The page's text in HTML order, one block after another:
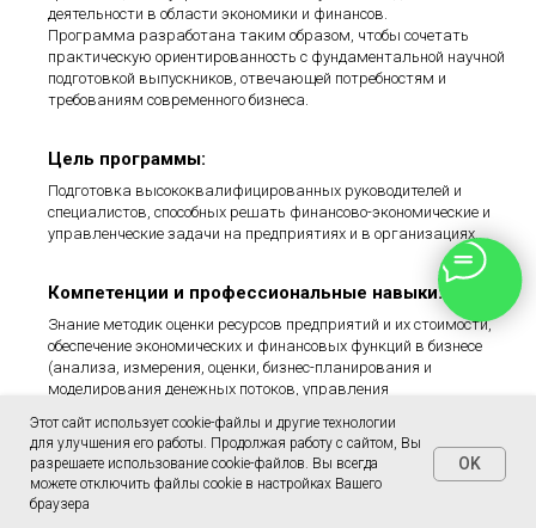
деятельности в области экономики и финансов.
Программа разработана таким образом, чтобы сочетать
практическую ориентированность с фундаментальной научной
подготовкой выпускников, отвечающей потребностям и
требованиям современного бизнеса.
Цель программы:
Подготовка высококвалифицированных руководителей и
специалистов, способных решать финансово-экономические и
управленческие задачи на предприятиях и в организациях.
Компетенции и профессиональные навыки:
Знание методик оценки ресурсов предприятий и их стоимости,
обеспечение экономических и финансовых функций в бизнесе
(анализа, измерения, оценки, бизнес-планирования и
моделирования денежных потоков, управления
экономической и финансовой безопасности предприятий и
разрабатывать рекомендации по их нейтрализации.
В результате освоения магистерской программы студенты
получают системные знания в области экономики и финансов, а
Направления
Этот сайт использует cookie-файлы и другие технологии
для улучшения его работы. Продолжая работу с сайтом, Вы
разрешаете использование cookie-файлов. Вы всегда
можете отключить файлы cookie в настройках Вашего
браузера
OK